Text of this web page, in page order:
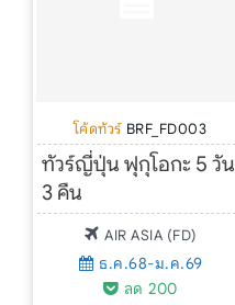
โค้ดทัวร์ BRF_FD003
ทัวร์ญี่ปุ่น ฟุกุโอกะ 5 วัน
3 คืน
AIR ASIA (FD)
ธ.ค.68-ม.ค.69
ลด 200